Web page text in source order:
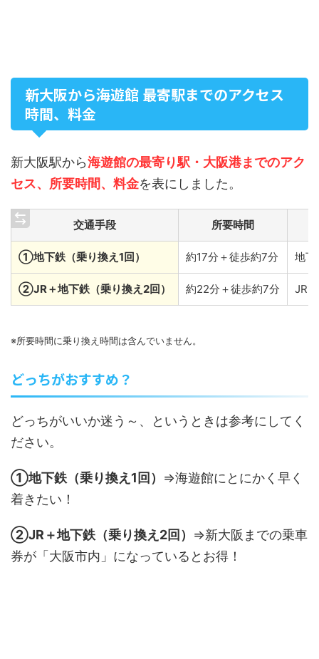
新大阪から海遊館 最寄駅までのアクセス
時間、料金
新大阪駅から海遊館の最寄り駅・大阪港までのアク
セス、所要時間、料金を表にしました。
交通手段 所要時間
①地下鉄（乗り換え1回） 約17分＋徒歩約7分 地
②JR＋地下鉄（乗り換え2回） 約22分＋徒歩約7分
※所要時間に乗り換え時間は含んでいません。
どっちがおすすめ？
どっちがいいか迷う～、というときは参考にしてく
ださい。
①地下鉄（乗り換え1回） ⇒海遊館にとにかく早く
着きたい！
②JR＋地下鉄（乗り換え2回） ⇒新大阪までの乗車
券が「大阪市内」になっているとお得！